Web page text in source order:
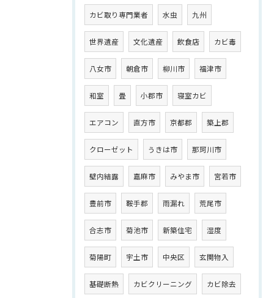
カビ取り専門業者 水虫 九州
世界遺産 文化遺産 飲食店 カビ毒
八女市 朝倉市 柳川市 福津市
和室 畳 小郡市 寝室カビ
エアコン 直方市 京都郡 築上郡
クローゼット うきは市 那珂川市
壁内結露 嘉麻市 みやま市 宮若市
豊前市 鞍手郡 雨漏れ 荒尾市
合志市 菊池市 新築住宅 湿度
菊陽町 宇土市 中央区 玄関物入
基礎断熱 カビクリーニング カビ除去